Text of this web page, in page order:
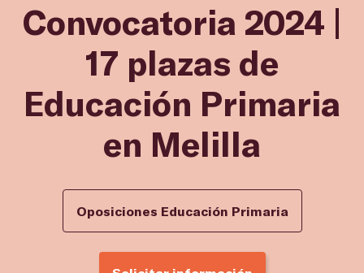
Convocatoria 2024 |
17 plazas de
Educación Primaria
en Melilla
Oposiciones Educación Primaria